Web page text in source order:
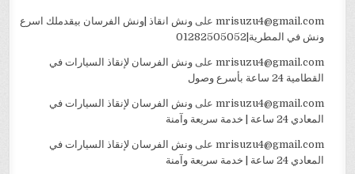
mrisuzu4@gmail.comعلى ونش انقاذ |ونش الفرسان بيقدملك اسرع
ونش في المطرية|01282505052
mrisuzu4@gmail.comعلى ونش الفرسان لإنقاذ السيارات في
القطامية 24 ساعة بأسرع وصول
mrisuzu4@gmail.comعلى ونش الفرسان لإنقاذ السيارات في
المعادي 24 ساعة | خدمة سريعة وآمنة
mrisuzu4@gmail.comعلى ونش الفرسان لإنقاذ السيارات في
المعادي 24 ساعة | خدمة سريعة وآمنة